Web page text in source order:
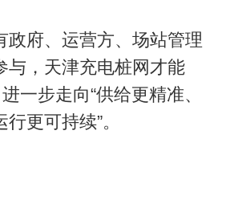
政府、运营方、场站管理
与，天津充电桩网才能
一步走向“供给更精准、
更可持续”。